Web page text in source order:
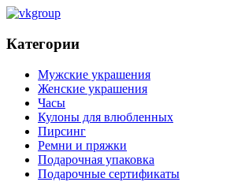
Категории
Мужские украшения
Женские украшения
Часы
Кулоны для влюбленных
Пирсинг
Ремни и пряжки
Подарочная упаковка
Подарочные сертификаты